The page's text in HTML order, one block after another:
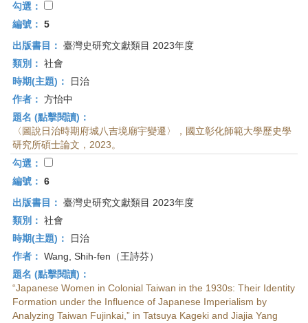
勾選：
編號： 5
出版書目： 臺灣史研究文獻類目 2023年度
類別： 社會
時期(主題)：
日治
作者： 方怡中
題名 (點擊閱讀)：
〈圖說日治時期府城八吉境廟宇變遷〉，國立彰化師範大學歷史學
研究所碩士論文，2023。
勾選：
編號： 6
出版書目： 臺灣史研究文獻類目 2023年度
類別： 社會
時期(主題)：
日治
作者： Wang, Shih-fen（王詩芬）
題名 (點擊閱讀)：
“Japanese Women in Colonial Taiwan in the 1930s: Their Identity
Formation under the Influence of Japanese Imperialism by
Analyzing Taiwan Fujinkai,” in Tatsuya Kageki and Jiajia Yang